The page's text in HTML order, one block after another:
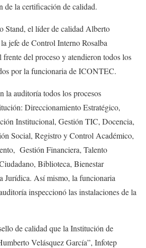
de la certificación de calidad.
Stand, el líder de calidad Alberto
jefe de Control Interno Rosalba
del proceso y atendieron todos los
por la funcionaria de ICONTEC.
auditoría todos los procesos
Direccionamiento Estratégico,
Institucional, Gestión TIC, Docencia,
Social, Registro y Control Académico,
Gestión Financiera, Talento
Biblioteca, Bienestar
Jurídica. Así mismo, la funcionaria
inspeccionó las instalaciones de la
de calidad que la Institución de
Velásquez García”, Infotep